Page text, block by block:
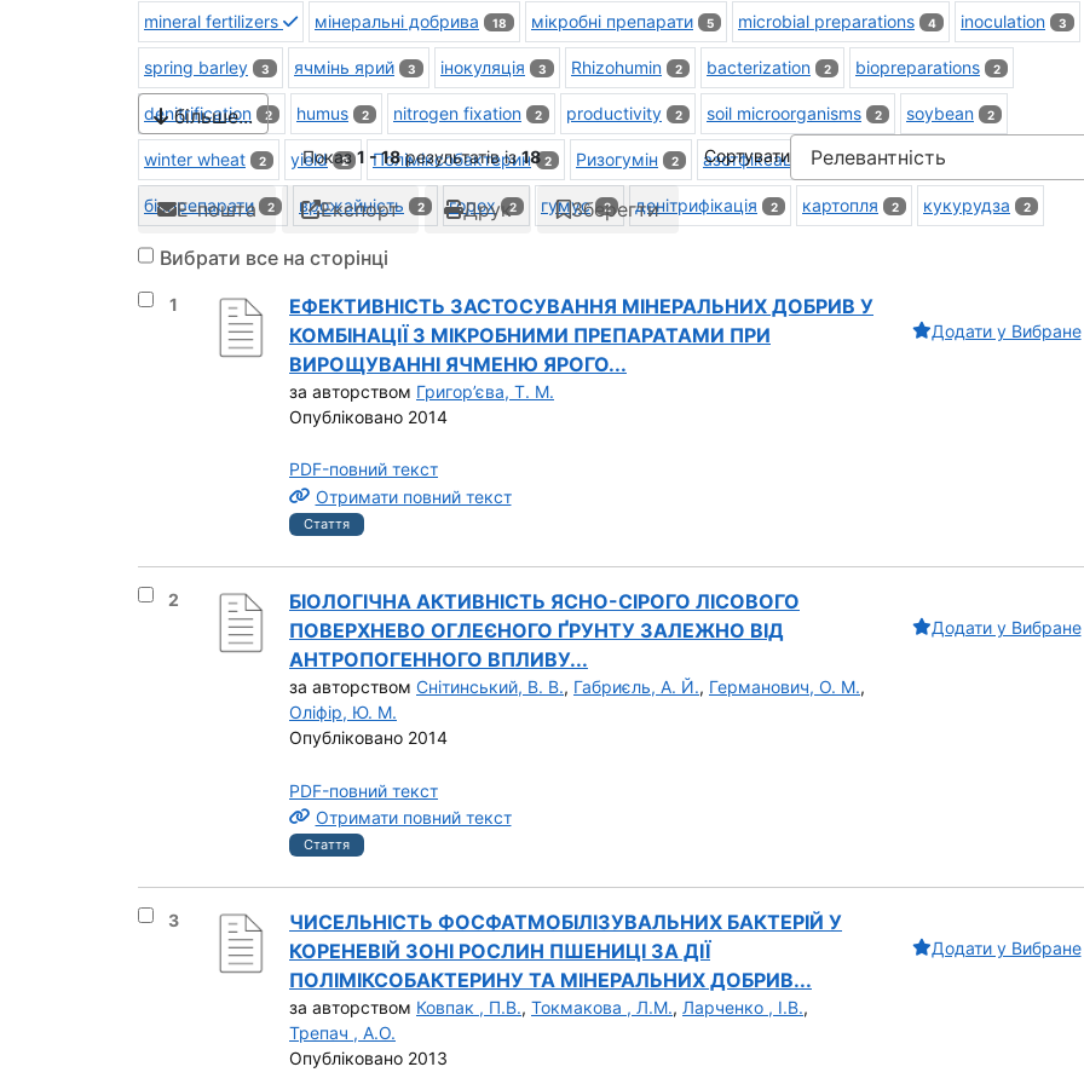
mineral fertilizers
мінеральні добрива 18 мікробні препарати 5 microbial preparations 4 inoculation 3
spring barley 3 ячмінь ярий 3 інокуляція 3 Rhizohumin 2 bacterization 2 biopreparations 2
denitrification 2 humus 2 nitrogen fixation 2 productivity 2 soil microorganisms 2 soybean 2
winter wheat 2 yield 2 Поліміксобактерин 2 Ризогумін 2 азотфіксація 2 бактеризація
біопрепарати 2 врожайність 2 горох 2 гумус 2 денітрифікація 2 картопля 2 кукурудза 2
більше...
Показ1 - 18результатів із18 Сортувати
Е-пошта Експорт Друк
Зберегти
Вибрати все на сторінці
Вибрати результат під номером 1
1
ЕФЕКТИВНІСТЬ ЗАСТОСУВАННЯ МІНЕРАЛЬНИХ ДОБРИВ У
КОМБІНАЦІЇ З МІКРОБНИМИ ПРЕПАРАТАМИ ПРИ
ВИРОЩУВАННІ ЯЧМЕНЮ ЯРОГО...
за авторством Григор’єва, Т. М.
Опубліковано 2014
PDF-повний текст
Отримати повний текст
Стаття
Додати у Вибране
Вибрати результат під номером 2
2
БІОЛОГІЧНА АКТИВНІСТЬ ЯСНО-СІРОГО ЛІСОВОГО
ПОВЕРХНЕВО ОГЛЕЄНОГО ҐРУНТУ ЗАЛЕЖНО ВІД
АНТРОПОГЕННОГО ВПЛИВУ...
за авторством Снітинський, В. В., Габриєль, А. Й., Германович, О. М.,
Оліфір, Ю. М.
Опубліковано 2014
PDF-повний текст
Отримати повний текст
Стаття
Додати у Вибране
Вибрати результат під номером 3
3
ЧИСЕЛЬНІСТЬ ФОСФАТМОБІЛІЗУВАЛЬНИХ БАКТЕРІЙ У
КОРЕНЕВІЙ ЗОНІ РОСЛИН ПШЕНИЦІ ЗА ДІЇ
ПОЛІМІКСОБАКТЕРИНУ ТА МІНЕРАЛЬНИХ ДОБРИВ...
за авторством Ковпак , П.В., Токмакова , Л.М., Ларченко , І.В.,
Трепач , А.О.
Опубліковано 2013
Додати у Вибране